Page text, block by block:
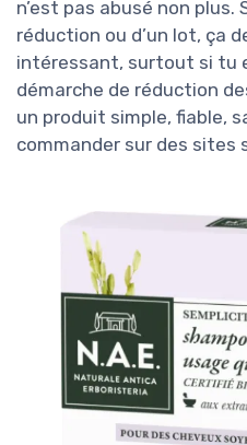
n’est pas abusé non plus.
réduction ou d’un lot, ça
intéressant, surtout si tu
démarche de réduction
un produit simple, fiable,
commander sur des sites